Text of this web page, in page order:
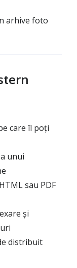
arhive foto
care îl poți
unui
sau PDF
și
distribuit